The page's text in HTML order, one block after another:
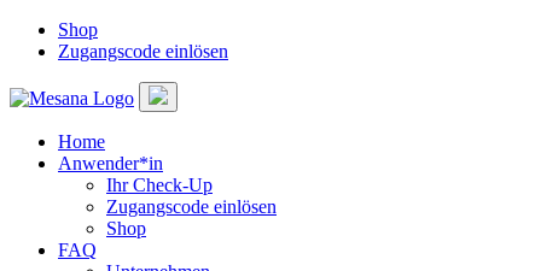
Shop
Zugangscode einlösen
Home
Anwender*in
Ihr Check-Up
Zugangscode einlösen
Shop
FAQ